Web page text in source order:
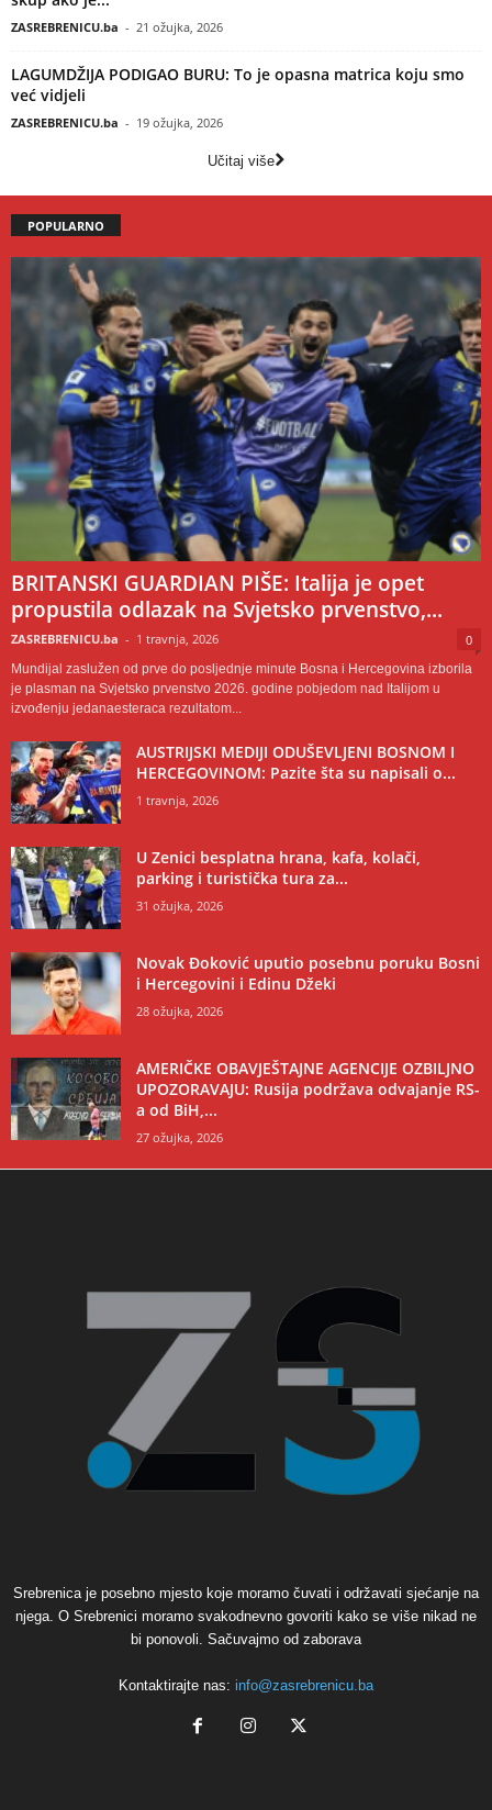
ZASREBRENICU.ba - 21 ožujka, 2026
LAGUMDŽIJA PODIGAO BURU: To je opasna matrica koju smo
već vidjeli
ZASREBRENICU.ba - 19 ožujka, 2026
Učitaj više
POPULARNO
BRITANSKI GUARDIAN PIŠE: Italija je opet
propustila odlazak na Svjetsko prvenstvo,...
ZASREBRENICU.ba - 1 travnja, 2026 0
Mundijal zaslužen od prve do posljednje minute Bosna i Hercegovina izborila
je plasman na Svjetsko prvenstvo 2026. godine pobjedom nad Italijom u
izvođenju jedanaesteraca rezultatom...
AUSTRIJSKI MEDIJI ODUŠEVLJENI BOSNOM I
HERCEGOVINOM: Pazite šta su napisali o...
1 travnja, 2026
U Zenici besplatna hrana, kafa, kolači,
parking i turistička tura za...
31 ožujka, 2026
Novak Đoković uputio posebnu poruku Bosni
i Hercegovini i Edinu Džeki
28 ožujka, 2026
AMERIČKE OBAVJEŠTAJNE AGENCIJE OZBILJNO
UPOZORAVAJU: Rusija podržava odvajanje RS-
a od BiH,...
27 ožujka, 2026
Srebrenica je posebno mjesto koje moramo čuvati i održavati sjećanje na
njega. O Srebrenici moramo svakodnevno govoriti kako se više nikad ne
bi ponovoli. Sačuvajmo od zaborava
Kontaktirajte nas: info@zasrebrenicu.ba